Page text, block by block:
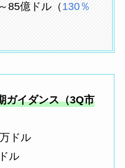
億ドル（ 130％
ガイダンス（3Q市
ドル
ル